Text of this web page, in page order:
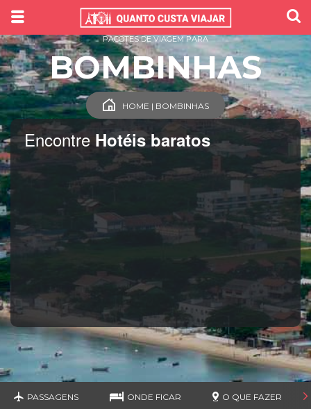
EncontreHotéis baratos
PACOTES DE VIAGEM PARA
BOMBINHAS
HOME | BOMBINHAS
PASSAGENS ONDE FICAR O QUE FAZER